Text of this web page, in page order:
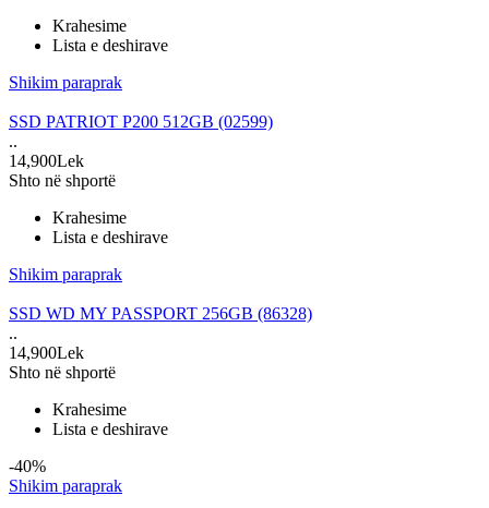
Krahesime
Lista e deshirave
Shikim paraprak
SSD PATRIOT P200 512GB (02599)
..
14,900Lek
Shto në shportë
Krahesime
Lista e deshirave
Shikim paraprak
SSD WD MY PASSPORT 256GB (86328)
..
14,900Lek
Shto në shportë
Krahesime
Lista e deshirave
-40%
Shikim paraprak